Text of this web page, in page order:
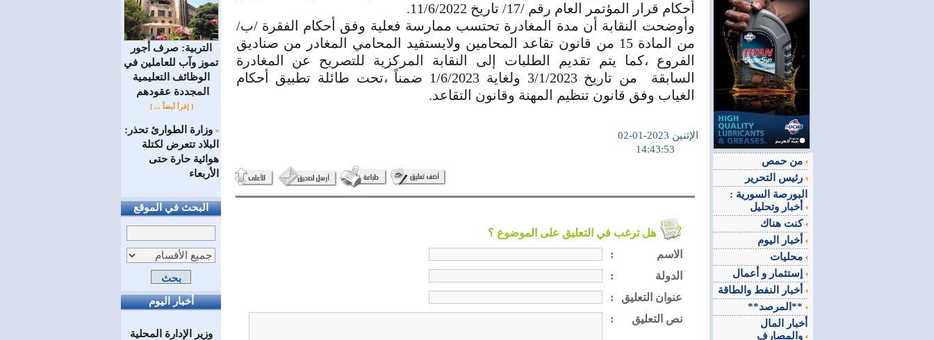
التربية: صرف أجور
تموز وآب للعاملين في
الوظائف ‏التعليمية
المجددة عقودهم ‏
[ إقرأ أيضاً ... ]
= وزارة الطوارئ تحذر:
البلاد تتعرض لكتلة
هوائية حارة حتى
الأربعاء
البحث في الموقع
أخبار اليوم
وزير الإدارة المحلية
أحكام قرار المؤتمر العام رقم /17/ تاريخ 11/6/2022.
وأوضحت النقابة أن مدة المغادرة تحتسب ممارسة فعلية وفق أحكام الفقرة /ب/
من المادة 15 من قانون تقاعد المحامين ولايستفيد المحامي المغادر من صناديق
الفروع ،كما يتم تقديم الطلبات إلى النقابة المركزية للتصريح عن المغادرة
السابقة من تاريخ 3/1/2023 ولغاية 1/6/2023 ضمناً ،تحت طائلة تطبيق أحكام
الغياب وفق قانون تنظيم المهنة وقانون التقاعد.
الإثنين 2023-01-02
هل ترغب في التعليق على الموضوع ؟
:
الاسم
:
الدولة
:
عنوان التعليق
:
نص التعليق
البورصة السورية :
كنت هناك
**المرصد**
أخبار المال